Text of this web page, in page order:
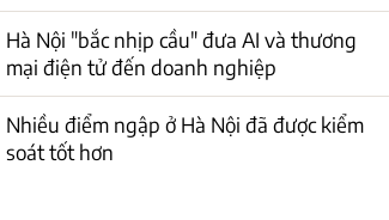
Hà Nội "bắc nhịp cầu" đưa AI và thương
mại điện tử đến doanh nghiệp
Nhiều điểm ngập ở Hà Nội đã được kiểm
soát tốt hơn